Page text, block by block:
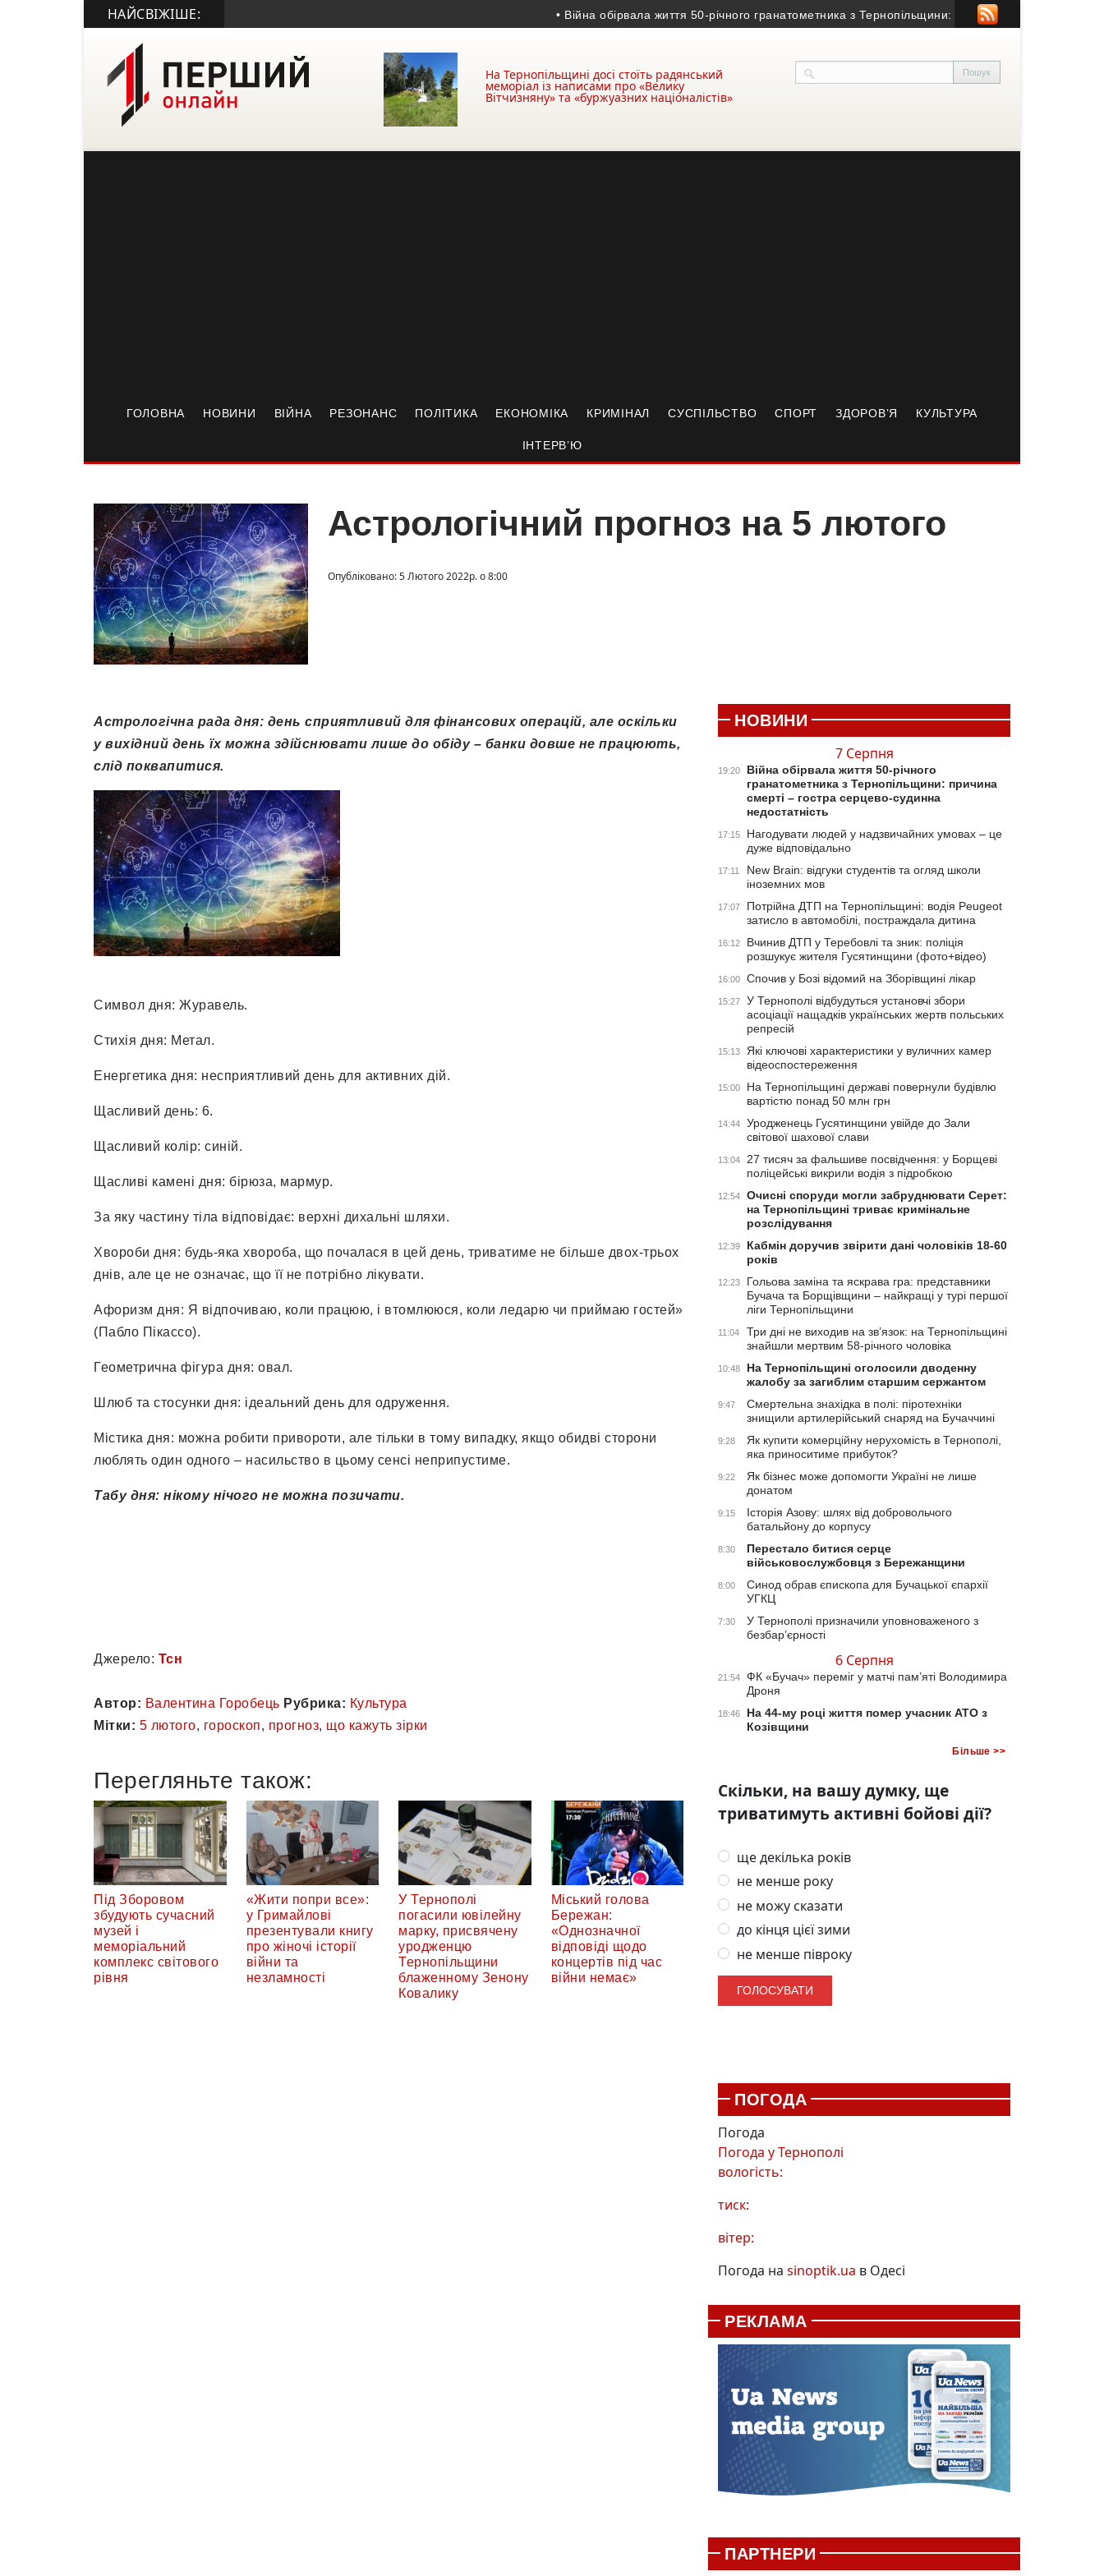
НАЙСВІЖІШЕ: • Війна обірвала життя 50-річного гранатометника з Тернопільщини: причина смерті – гостра
На Тернопільщині досі стоїть радянський
меморіал із написами про «Велику
Вітчизняну» та «буржуазних націоналістів»
ГОЛОВНА НОВИНИ ВІЙНА РЕЗОНАНС ПОЛІТИКА ЕКОНОМІКА КРИМІНАЛ СУСПІЛЬСТВО СПОРТ ЗДОРОВ’Я КУЛЬТУРА
ІНТЕРВ’Ю
Астрологічний прогноз на 5 лютого
Опубліковано: 5 Лютого 2022р. о 8:00
Астрологічна рада дня: день сприятливий для фінансових операцій, але оскільки
у вихідний день їх можна здійснювати лише до обіду – банки довше не працюють,
слід поквапитися.
Символ дня: Журавель.
Стихія дня: Метал.
Енергетика дня: несприятливий день для активних дій.
Щасливий день: 6.
Щасливий колір: синій.
Щасливі камені дня: бірюза, мармур.
За яку частину тіла відповідає: верхні дихальні шляхи.
Хвороби дня: будь-яка хвороба, що почалася в цей день, триватиме не більше двох-трьох
днів, але це не означає, що її не потрібно лікувати.
Афоризм дня: Я відпочиваю, коли працюю, і втомлююся, коли ледарю чи приймаю гостей»
(Пабло Пікассо).
Геометрична фігура дня: овал.
Шлюб та стосунки дня: ідеальний день для одруження.
Містика дня: можна робити привороти, але тільки в тому випадку, якщо обидві сторони
люблять один одного – насильство в цьому сенсі неприпустиме.
Табу дня: нікому нічого не можна позичати.
Джерело: Тсн
Автор: Валентина Горобець Рубрика: Культура
Мітки: 5 лютого, гороскоп, прогноз, що кажуть зірки
Перегляньте також:
Під Зборовом
збудують сучасний
музей і
меморіальний
комплекс світового
рівня
«Жити попри все»:
у Гримайлові
презентували книгу
про жіночі історії
війни та
незламності
У Тернополі
погасили ювілейну
марку, присвячену
уродженцю
Тернопільщини
блаженному Зенону
Ковалику
Міський голова
Бережан:
«Однозначної
відповіді щодо
концертів під час
війни немає»
НОВИНИ
7 Серпня
19:20
Війна обірвала життя 50-річного
гранатометника з Тернопільщини: причина
смерті – гостра серцево-судинна
недостатність
17:15
Нагодувати людей у надзвичайних умовах – це
дуже відповідально
17:11
New Brain: відгуки студентів та огляд школи
іноземних мов
17:07
Потрійна ДТП на Тернопільщині: водія Peugeot
затисло в автомобілі, постраждала дитина
16:12
Вчинив ДТП у Теребовлі та зник: поліція
розшукує жителя Гусятинщини (фото+відео)
16:00 Спочив у Бозі відомий на Зборівщині лікар
15:27
У Тернополі відбудуться установчі збори
асоціації нащадків українських жертв польських
репресій
15:13
Які ключові характеристики у вуличних камер
відеоспостереження
15:00
На Тернопільщині державі повернули будівлю
вартістю понад 50 млн грн
14:44
Уродженець Гусятинщини увійде до Зали
світової шахової слави
13:04
27 тисяч за фальшиве посвідчення: у Борщеві
поліцейські викрили водія з підробкою
12:54
Очисні споруди могли забруднювати Серет:
на Тернопільщині триває кримінальне
розслідування
12:39
Кабмін доручив звірити дані чоловіків 18-60
років
12:23
Гольова заміна та яскрава гра: представники
Бучача та Борщівщини – найкращі у турі першої
ліги Тернопільщини
11:04
Три дні не виходив на зв’язок: на Тернопільщині
знайшли мертвим 58-річного чоловіка
10:48
На Тернопільщині оголосили дводенну
жалобу за загиблим старшим сержантом
9:47
Смертельна знахідка в полі: піротехніки
знищили артилерійський снаряд на Бучаччині
9:28
Як купити комерційну нерухомість в Тернополі,
яка приноситиме прибуток?
9:22
Як бізнес може допомогти Україні не лише
донатом
9:15
Історія Азову: шлях від добровольчого
батальйону до корпусу
8:30
Перестало битися серце
військовослужбовця з Бережанщини
8:00
Синод обрав єпископа для Бучацької єпархії
УГКЦ
7:30
У Тернополі призначили уповноваженого з
безбар’єрності
6 Серпня
21:54
ФК «Бучач» переміг у матчі пам’яті Володимира
Дроня
18:46
На 44-му році життя помер учасник АТО з
Козівщини
Більше >>
Скільки, на вашу думку, ще
триватимуть активні бойові дії?
ще декілька років
не менше року
не можу сказати
до кінця цієї зими
не менше півроку
ПОГОДА
Погода
Погода уТернополі
вологість:
тиск:
вітер:
Погода на sinoptik.ua в Одесі
РЕКЛАМА
ПАРТНЕРИ